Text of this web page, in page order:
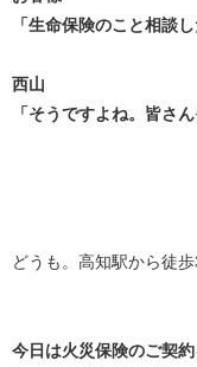
「生命保険のこと相談
西山
「そうですよね。皆さ
どうも。高知駅から徒
今日は火災保険のご契